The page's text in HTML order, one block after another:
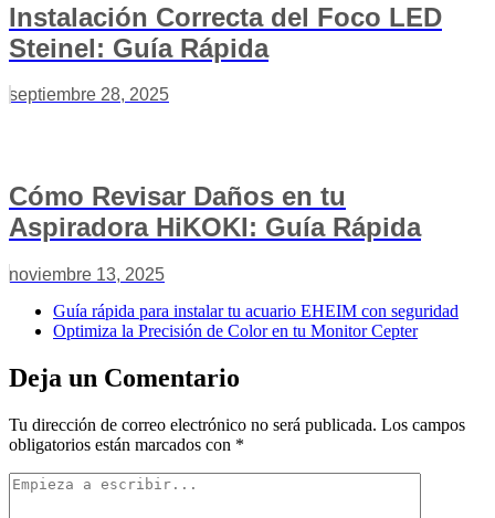
Instalación Correcta del Foco LED
Steinel: Guía Rápida
septiembre 28, 2025
Cómo Revisar Daños en tu
Aspiradora HiKOKI: Guía Rápida
noviembre 13, 2025
Guía rápida para instalar tu acuario EHEIM con seguridad
Optimiza la Precisión de Color en tu Monitor Cepter
Deja un Comentario
Tu dirección de correo electrónico no será publicada. Los campos
obligatorios están marcados con *